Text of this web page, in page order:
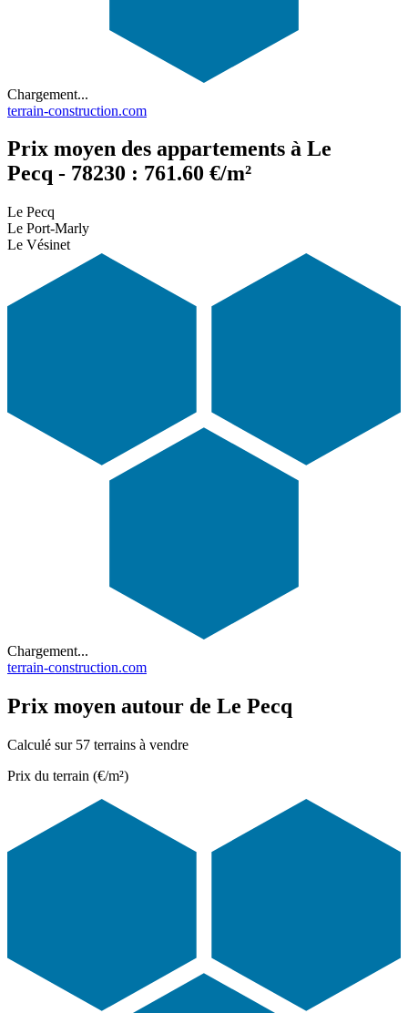
Chargement...
terrain-construction.com
Prix moyen des appartements à Le
Pecq - 78230 : 761.60 €/m²
Le Pecq
Le Port-Marly
Le Vésinet
Chargement...
terrain-construction.com
Prix moyen autour de Le Pecq
Calculé sur 57 terrains à vendre
Prix du terrain (€/m²)